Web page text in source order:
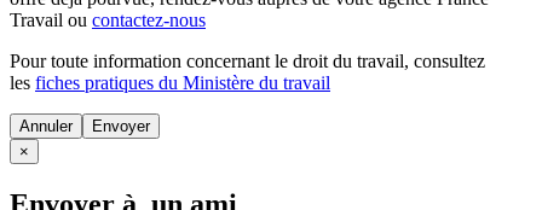
Travail ou contactez-nous
Pour toute information concernant le droit du travail, consultez
les fiches pratiques du Ministère du travail
Annuler
×